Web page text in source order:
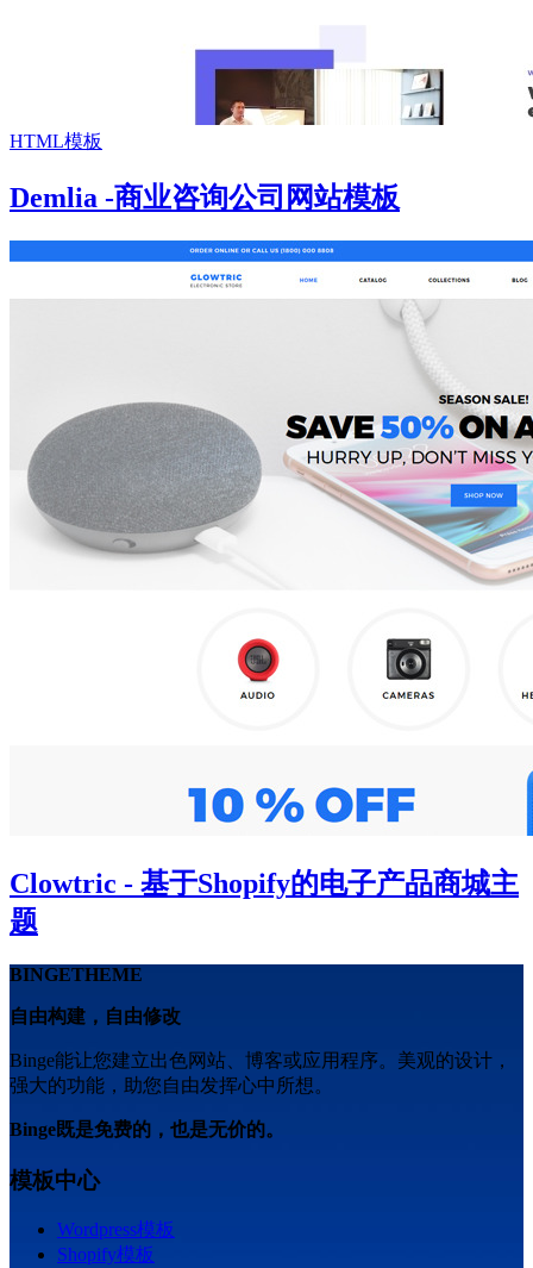
HTML模板
Demlia -商业咨询公司网站模板
Clowtric - 基于Shopify的电子产品商城主
题
BINGETHEME
自由构建，自由修改
Binge能让您建立出色网站、博客或应用程序。美观的设计，
强大的功能，助您自由发挥心中所想。
Binge既是免费的，也是无价的。
模板中心
Wordpress模板
Shopify模板